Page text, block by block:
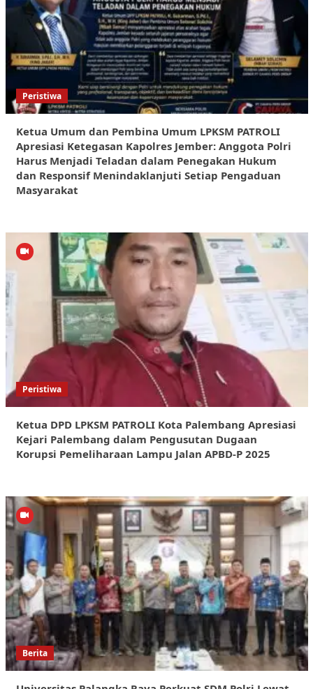
Peristiwa
Ketua Umum dan Pembina Umum LPKSM PATROLI
Apresiasi Ketegasan Kapolres Jember: Anggota Polri
Harus Menjadi Teladan dalam Penegakan Hukum
dan Responsif Menindaklanjuti Setiap Pengaduan
Masyarakat
Peristiwa
Ketua DPD LPKSM PATROLI Kota Palembang Apresiasi
Kejari Palembang dalam Pengusutan Dugaan
Korupsi Pemeliharaan Lampu Jalan APBD-P 2025
Berita